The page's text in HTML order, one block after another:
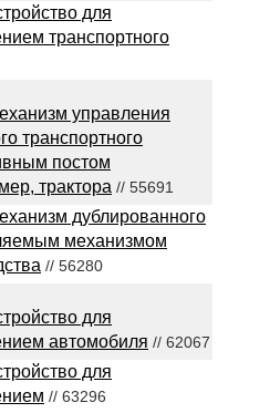
для
транспортного
управления
транспортного
постом
трактора // 55691
дублированного
механизмом
// 56280
для
автомобиля // 62067
для
// 63296